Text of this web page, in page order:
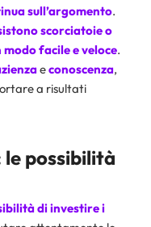
sull’argomento.
scorciatoie o
facile e veloce.
econoscenza,
a risultati
possibilità
di investire i